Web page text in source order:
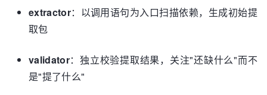
extractor：以调用语句为入口扫描依赖，生成初始提
取包
validator：独立校验提取结果，关注"还缺什么"而不
是"提了什么"